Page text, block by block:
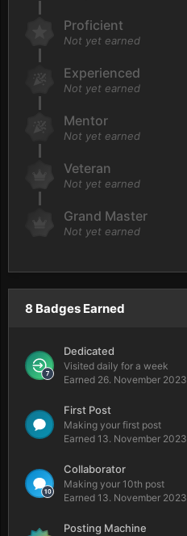
Proficient
Not yet earned
Experienced
Not yet earned
Mentor
Not yet earned
Veteran
Not yet earned
Grand Master
Not yet earned
8 Badges Earned
Dedicated
Visited daily for a week
Earned 26. November 2023
First Post
Making your first post
Earned 13. November 2023
Collaborator
Making your 10th post
Earned 13. November 2023
Posting Machine